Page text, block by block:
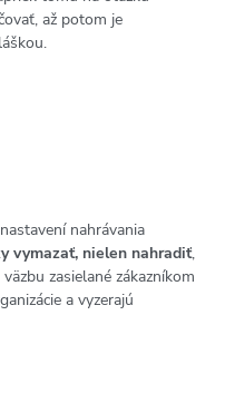
až potom je
nahrávania
vymazať, nielen nahradiť,
zasielané zákazníkom
a vyzerajú